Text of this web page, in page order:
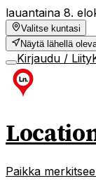
lauantaina 8.
Valitse kuntasi
Näytä lähellä
Kirjaudu / Liity
Paikka